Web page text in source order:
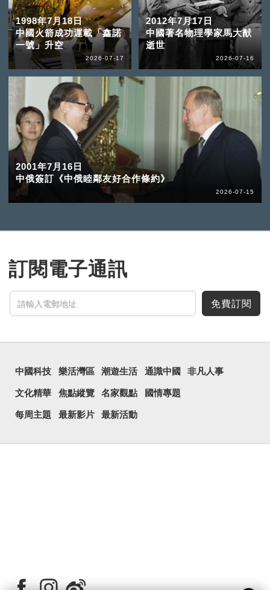
1998年7月18日
中國火箭成功運載「鑫諾
一號」升空
2026-07-17
2012年7月17日
中國著名物理學家馬大猷
逝世
2026-07-16
2001年7月16日
中俄簽訂《中俄睦鄰友好合作條約》
2026-07-15
訂閱電子通訊
免費訂閱
中國科技 樂活灣區 潮遊生活 通識中國 非凡人事
文化精華 焦點縱覽 名家觀點 國情專題
每周主題 最新影片 最新活動